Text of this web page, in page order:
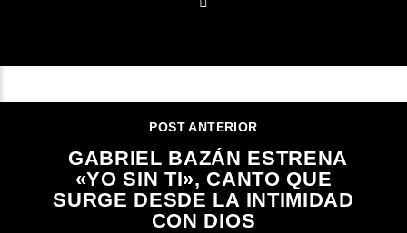
POST ANTERIOR
GABRIEL BAZÁN ESTRENA
«YO SIN TI», CANTO QUE
SURGE DESDE LA INTIMIDAD
CON DIOS